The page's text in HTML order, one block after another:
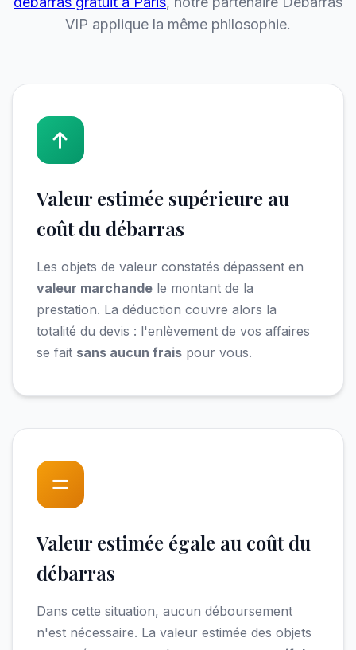
VIP applique la même philosophie.
Valeur estimée supérieure au
coût du débarras
Les objets de valeur constatés dépassent en
valeur marchande le montant de la
prestation. La déduction couvre alors la
totalité du devis : l'enlèvement de vos affaires
se fait sans aucun frais pour vous.
Valeur estimée égale au coût du
débarras
Dans cette situation, aucun déboursement
n'est nécessaire. La valeur estimée des objets